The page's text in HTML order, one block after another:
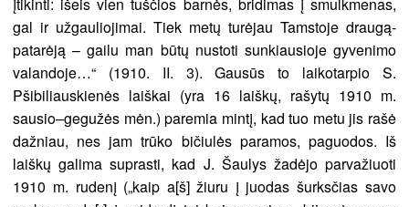
įtikinti: išeis vien tuščios barnės, bridimas į smulkmenas,
gal ir užgauliojimai. Tiek metų turėjau Tamstoje draugą-
patarėją – gailu man būtų nustoti sunkiausioje gyvenimo
valandoje…“ (1910. II. 3). Gausūs to laikotarpio S.
Pšibiliauskienės laiškai (yra 16 laiškų, rašytų 1910 m.
sausio–gegužės mėn.) paremia mintį, kad tuo metu jis rašė
dažniau, nes jam trūko bičiulės paramos, paguodos. Iš
laiškų galima suprasti, kad J. Šaulys žadėjo parvažiuoti
1910 m. rudenį („kaip a[š] žiuru į juodas šurksčias savo